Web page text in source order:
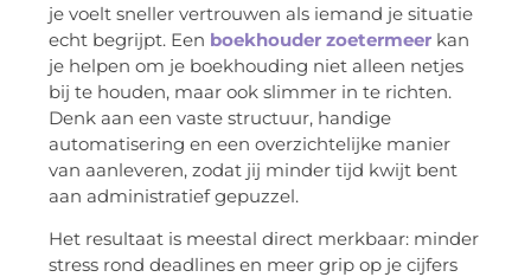
je voelt sneller vertrouwen als iemand je situatie
echt begrijpt. Een boekhouder zoetermeer kan
je helpen om je boekhouding niet alleen netjes
bij te houden, maar ook slimmer in te richten.
Denk aan een vaste structuur, handige
automatisering en een overzichtelijke manier
van aanleveren, zodat jij minder tijd kwijt bent
aan administratief gepuzzel.
Het resultaat is meestal direct merkbaar: minder
stress rond deadlines en meer grip op je cijfers